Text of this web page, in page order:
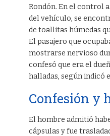
Rondón. En el control
del vehículo, se
de toallitas húmedas
El pasajero que
mostrarse nervioso
confesó que era el
halladas, según indicó
Confesión y
El hombre admitió
cápsulas y fue